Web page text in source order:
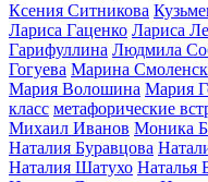
Ксения Ситникова
Лариса Гаценко Лариса
Гарифуллина Людмила
Гогуева Марина
Мария Волошина Мария
класс метафорические
Михаил Иванов Моника
Наталия Буравцова
Наталия Шатухо Наталья